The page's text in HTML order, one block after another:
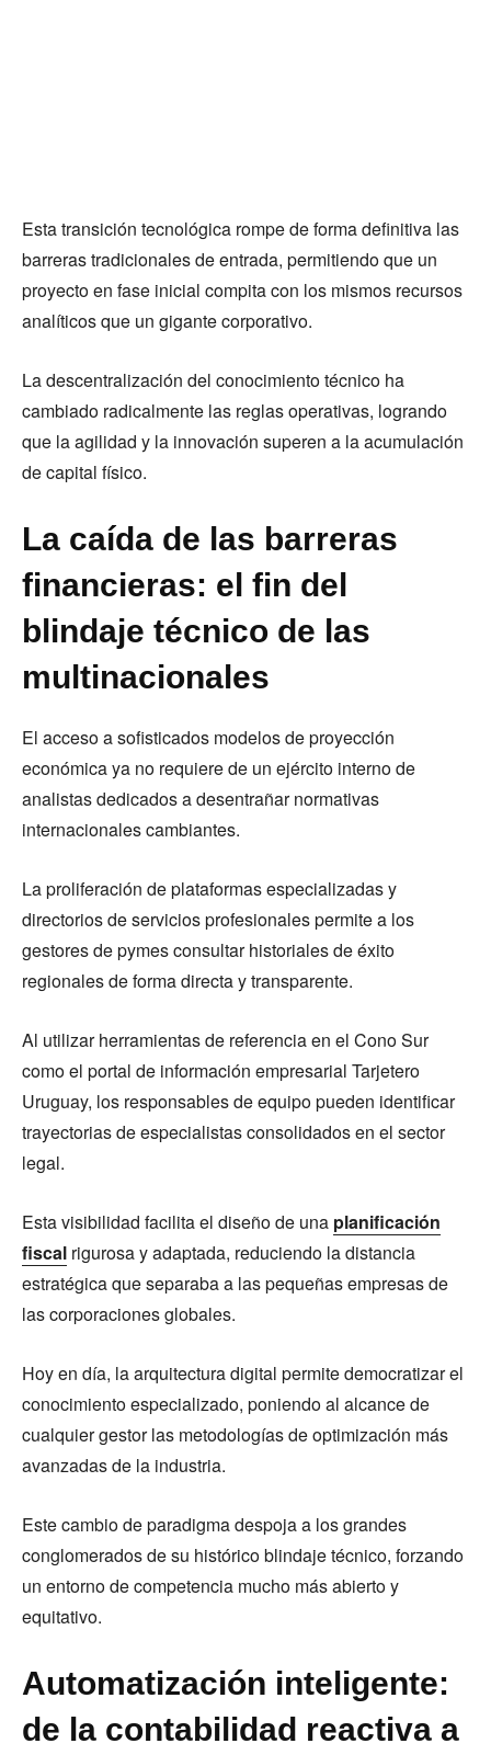
Esta transición tecnológica rompe de forma definitiva las
barreras tradicionales de entrada, permitiendo que un
proyecto en fase inicial compita con los mismos recursos
analíticos que un gigante corporativo.
La descentralización del conocimiento técnico ha
cambiado radicalmente las reglas operativas, logrando
que la agilidad y la innovación superen a la acumulación
de capital físico.
La caída de las barreras
financieras: el fin del
blindaje técnico de las
multinacionales
El acceso a sofisticados modelos de proyección
económica ya no requiere de un ejército interno de
analistas dedicados a desentrañar normativas
internacionales cambiantes.
La proliferación de plataformas especializadas y
directorios de servicios profesionales permite a los
gestores de pymes consultar historiales de éxito
regionales de forma directa y transparente.
Al utilizar herramientas de referencia en el Cono Sur
como el portal de información empresarial Tarjetero
Uruguay, los responsables de equipo pueden identificar
trayectorias de especialistas consolidados en el sector
legal.
Esta visibilidad facilita el diseño de una planificación
fiscal rigurosa y adaptada, reduciendo la distancia
estratégica que separaba a las pequeñas empresas de
las corporaciones globales.
Hoy en día, la arquitectura digital permite democratizar el
conocimiento especializado, poniendo al alcance de
cualquier gestor las metodologías de optimización más
avanzadas de la industria.
Este cambio de paradigma despoja a los grandes
conglomerados de su histórico blindaje técnico, forzando
un entorno de competencia mucho más abierto y
equitativo.
Automatización inteligente:
de la contabilidad reactiva a